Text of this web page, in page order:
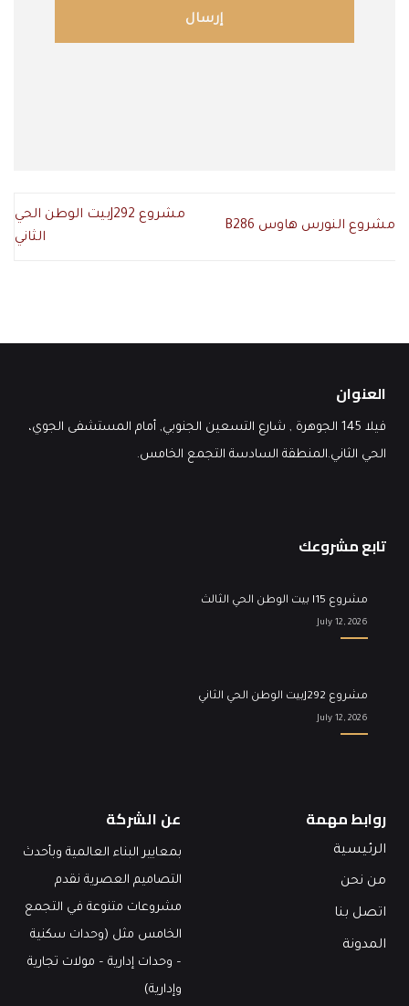
مشروع النورس هاوس B286
مشروع J292بيت الوطن الحي
الثاني
العنوان
فيلا 145 الجوهرة , شارع التسعين الجنوبي, أمام المستشفى الجوي،
الحي الثاني.المنطقة السادسة التجمع الخامس.
تابع مشروعك
مشروع I15 بيت الوطن الحي الثالث
July 12, 2026
مشروع J292بيت الوطن الحي الثاني
July 12, 2026
روابط مهمة
الرئيسية
من نحن
اتصل بنا
المدونة
عن الشركة
بمعايير البناء العالمية وبأحدث
التصاميم العصرية نقدم
مشروعات متنوعة في التجمع
الخامس مثل (وحدات سكنية
– وحدات إدارية – مولات تجارية
وإدارية)